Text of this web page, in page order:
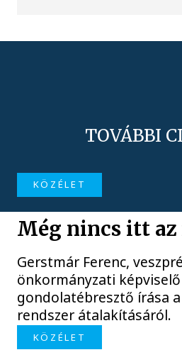
TOVÁBBI
KÖZÉLET
Még nincs itt az
Gerstmár Ferenc,
önkormányzati képviselő
gondolatébresztő írása
rendszer átalakításáról.
KÖZÉLET